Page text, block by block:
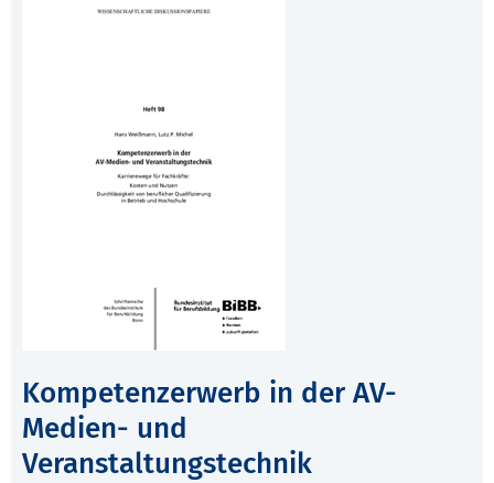
Kompetenzerwerb in der AV-
Medien- und
Veranstaltungstechnik